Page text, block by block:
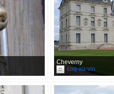
Cheverny
coq-au-vin